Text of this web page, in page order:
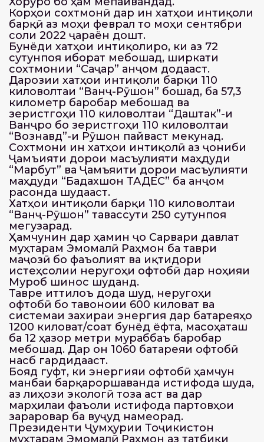
Корҳои сохтмонӣ дар ин хатҳои интиқоли
барқӣ аз моҳи феврал то моҳи сентябри
соли 2022 ҷараён дошт.
Бунёди хатҳои интиқолиро, ки аз 72
сутунпоя иборат мебошад, ширкати
сохтмонии “Саҷар” анҷом додааст.
Дарозии хатҳои интиқоли барқи 110
киловолтаи “Ванҷ-Рӯшон” бошад, ба 57,3
километр баробар мебошад ва
зеристгоҳи 110 киловолтаи “Даштак”-и
Ванҷро бо зеристгоҳи 110 киловолтаи
“Вознавд”-и Рӯшон пайваст мекунад.
Сохтмони ин хатҳои интиқолӣ аз ҷониби
Ҷамъияти дорои масъулияти маҳдуди
“Марбут” ва Ҷамъяити дорои масъулияти
маҳдуди “Бадахшон ТАДЕС” ба анҷом
расонда шудааст.
Хатҳои интиқоли барқи 110 киловолтаи
“Ванҷ-Рӯшон” тавассути 250 сутунпоя
мегузарад.
Ҳамчунин дар ҳамин ҷо Сарвари давлат
муҳтарам Эмомалӣ Раҳмон ба таври
маҷозӣ бо фаъолият ва иқтидори
истеҳсолии неругоҳи офтобӣ дар ноҳияи
Мурғоб шинос шуданд.
Тавре иттилоъ дода шуд, неругоҳи
офтобӣ бо тавоноии 600 киловат ва
системаи захираи энергия дар батареяҳо
1200 киловат/соат бунёд ёфта, масоҳаташ
ба 12 ҳазор метри мураббаъ баробар
мебошад. Дар он 1060 батареяи офтобӣ
насб гардидааст.
Бояд гуфт, ки энергияи офтобӣ ҳамчун
манбаи барқароршаванда истифода шуда,
аз лиҳози экологӣ тоза аст ва дар
марҳилаи фаъоли истифода партовҳои
зараровар ба вуҷуд намеорад.
Президенти Ҷумҳурии Тоҷикистон
муҳтарам Эмомалӣ Раҳмон аз татбиқи